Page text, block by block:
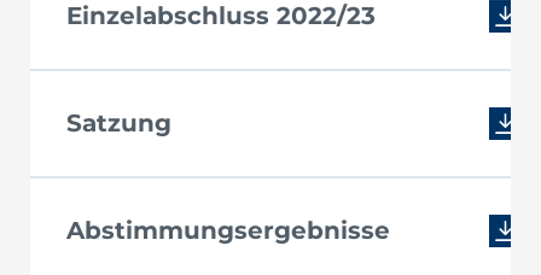
Einzelabschluss 2022/23
Satzung
Abstimmungsergebnisse